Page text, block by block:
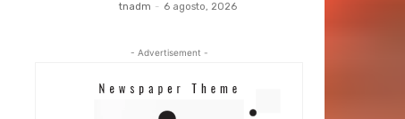
tnadm - 6 agosto, 2026
- Advertisement -